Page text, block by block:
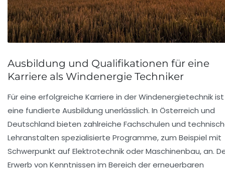
Ausbildung und Qualifikationen für eine
Karriere als Windenergie Techniker
Für eine erfolgreiche Karriere in der Windenergietechnik ist
eine fundierte Ausbildung unerlässlich. In Österreich und
Deutschland bieten zahlreiche Fachschulen und
Lehranstalten spezialisierte Programme, zum Beispiel mit
Schwerpunkt auf Elektrotechnik oder Maschinenbau, an.
Erwerb von Kenntnissen im Bereich der erneuerbaren